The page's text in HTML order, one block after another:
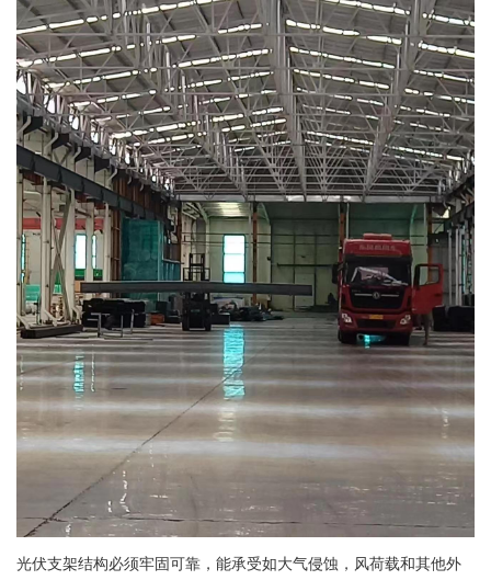
光伏支架结构必须牢固可靠，能承受如大气侵蚀，风荷载和其他外